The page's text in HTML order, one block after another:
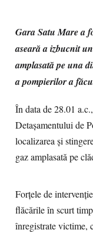
Gara Satu Mare a
aseară a izbucnit
amplasată pe una
a pompierilor a
În data de 28.01
Detașamentului de
localizarea și
gaz amplasată pe
Forțele de
flăcările în scurt
înregistrate victime,